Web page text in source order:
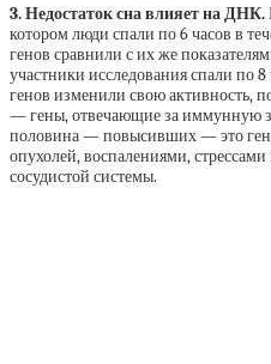
3. Недостаток сна влияет на ДНК.
котором люди спали по 6 часов в
генов сравнили с их же
участники исследования спали по 8
генов изменили свою активность,
— гены, отвечающие за иммунную
половина — повысивших — это
опухолей, воспалениями,
сосудистой системы.